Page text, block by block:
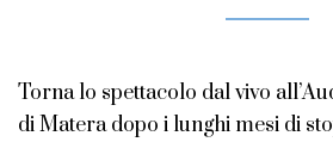
Torna lo spettacolo dal vivo
di Matera dopo i lunghi mesi di